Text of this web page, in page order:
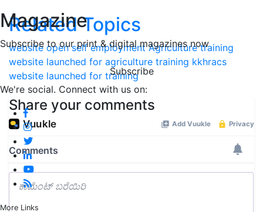
Magazine
Subscribe to our print & digital magazines now
Subscribe
We're social. Connect with us on:
More Links
Related Topics
website open self employment Agriculture training
website launched for agriculture training kkhracs
website launched for training
Share your comments